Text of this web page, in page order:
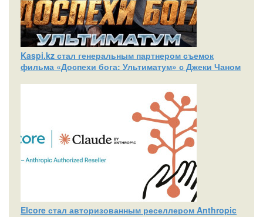
Kaspi.kz стал генеральным партнером съемок
фильма «Доспехи бога: Ультиматум» с Джеки Чаном
Elcore стал авторизованным реселлером Anthropic